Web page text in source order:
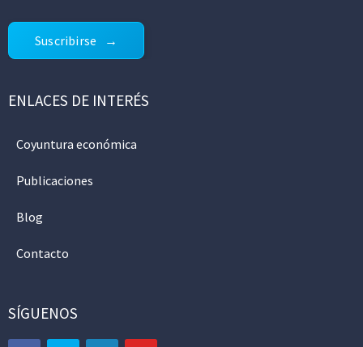
Suscribirse
ENLACES DE INTERÉS
Coyuntura económica
Publicaciones
Blog
Contacto
SÍGUENOS